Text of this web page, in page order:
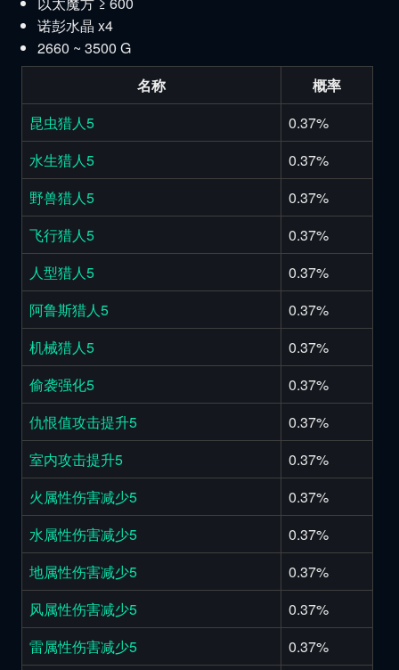
诺彭水晶 x4
2660 ~ 3500 G
名称
概率
昆虫猎人5
0.37%
水生猎人5
0.37%
野兽猎人5
0.37%
飞行猎人5
0.37%
人型猎人5
0.37%
阿鲁斯猎人5
0.37%
机械猎人5
0.37%
偷袭强化5
0.37%
仇恨值攻击提升5
0.37%
室内攻击提升5
0.37%
火属性伤害减少5
0.37%
水属性伤害减少5
0.37%
地属性伤害减少5
0.37%
风属性伤害减少5
0.37%
雷属性伤害减少5
0.37%